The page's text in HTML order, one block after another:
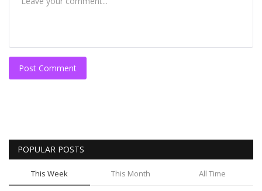
Post Comment
POPULAR POSTS
This Week This Month All Time